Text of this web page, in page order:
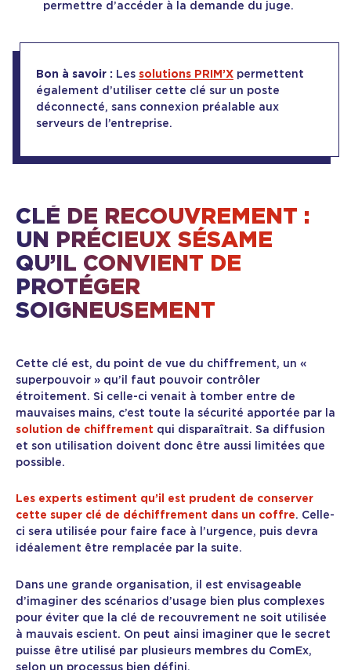
permettre d’accéder à la demande du juge.
Bon à savoir : Les solutions PRIM’X permettent
également d’utiliser cette clé sur un poste
déconnecté, sans connexion préalable aux
serveurs de l’entreprise.
CLÉ DE RECOUVREMENT :
UN PRÉCIEUX SÉSAME
QU’IL CONVIENT DE
PROTÉGER
SOIGNEUSEMENT
Cette clé est, du point de vue du chiffrement, un «
superpouvoir » qu’il faut pouvoir contrôler
étroitement. Si celle-ci venait à tomber entre de
mauvaises mains, c’est toute la sécurité apportée par la
solution de chiffrement qui disparaîtrait. Sa diffusion
et son utilisation doivent donc être aussi limitées que
possible.
Les experts estiment qu’il est prudent de conserver
cette super clé de déchiffrement dans un coffre. Celle-
ci sera utilisée pour faire face à l’urgence, puis devra
idéalement être remplacée par la suite.
Dans une grande organisation, il est envisageable
d’imaginer des scénarios d’usage bien plus complexes
pour éviter que la clé de recouvrement ne soit utilisée
à mauvais escient. On peut ainsi imaginer que le secret
puisse être utilisé par plusieurs membres du ComEx,
selon un processus bien défini.